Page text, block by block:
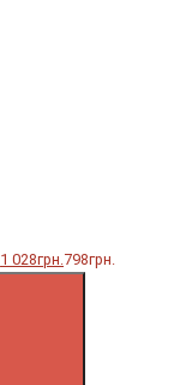
1 028грн.798грн.